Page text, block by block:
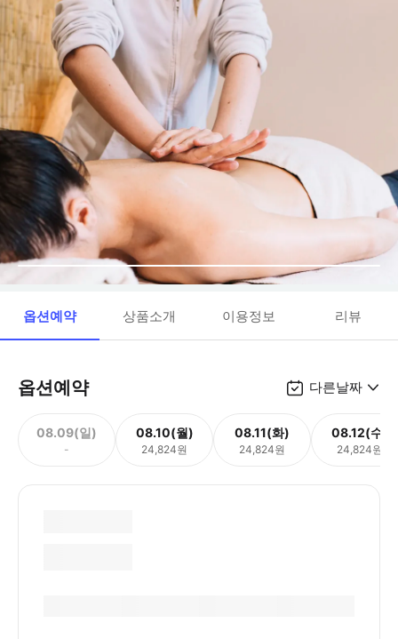
옵션예약 상품소개 이용정보 리뷰
옵션예약 다른날짜
08.09(일)
-
08.10(월)
24,824원
08.11(화)
24,824원
08.12(수)
24,824원